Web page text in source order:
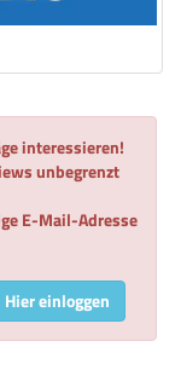
interessieren!
unbegrenzt
E-Mail-Adresse
Hier einloggen